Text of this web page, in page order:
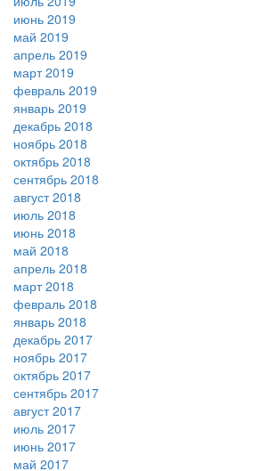
июнь 2019
май 2019
апрель 2019
март 2019
февраль 2019
январь 2019
декабрь 2018
ноябрь 2018
октябрь 2018
сентябрь 2018
август 2018
июль 2018
июнь 2018
май 2018
апрель 2018
март 2018
февраль 2018
январь 2018
декабрь 2017
ноябрь 2017
октябрь 2017
сентябрь 2017
август 2017
июль 2017
июнь 2017
май 2017